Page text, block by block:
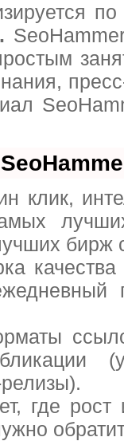
клик,
бирж
где